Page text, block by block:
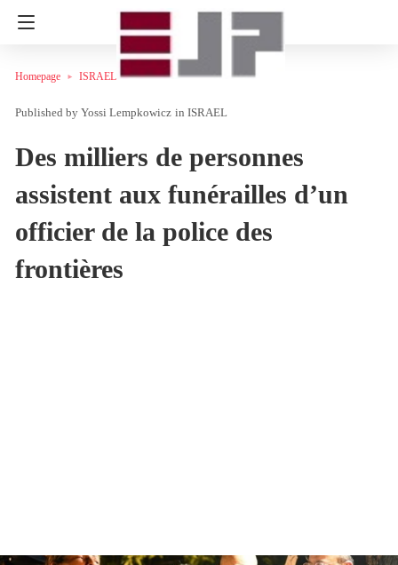
Homepage ISRAEL
Yossi Lempkowicz in ISRAEL
Des milliers de personnes
assistent aux funérailles d’un
officier de la police des
frontières